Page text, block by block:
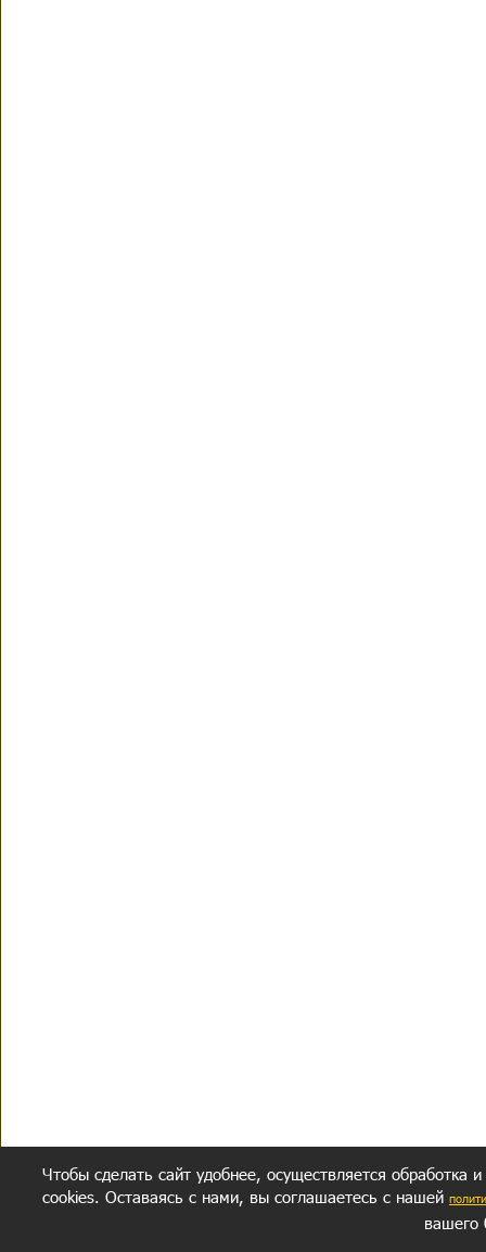
Чтобы сделать сайт удобнее, осуществляется обработка
cookies. Оставаясь с нами, вы соглашаетесь с нашей
вашего